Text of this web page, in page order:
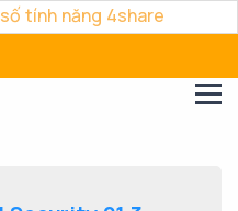
tính năng 4share